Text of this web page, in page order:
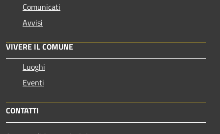
Comunicati
Avvisi
VIVERE IL COMUNE
Luoghi
Eventi
CONTATTI